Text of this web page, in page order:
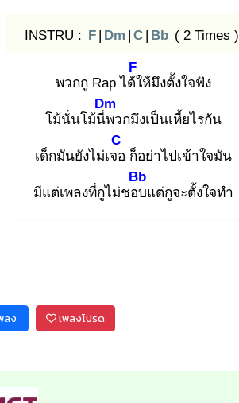
INSTRU : F | Dm | C | Bb ( 2 Times )
พวกกู Rap ได้ใ
F
ห้มึงตั้งใจฟัง
โม้นั่นโม้นี่พ
Dm
วกมึงเป็นเหี้ยไรกัน
เด็กมันยังไม่เจอ
C
ก็อย่าไปเข้าใจมัน
มีแต่เพลงที่กูไม่ชอบ
Bb
แต่กูจะตั้งใจทำ
ลง เพลงโปรด